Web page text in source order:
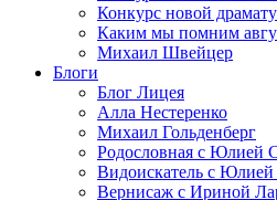
Конкурс новой
Каким мы помним
Михаил Швейцер
Блоги
Блог Лицея
Алла Нестеренко
Михаил Гольденберг
Родословная с Юлией
Видоискатель с
Вернисаж с Ириной